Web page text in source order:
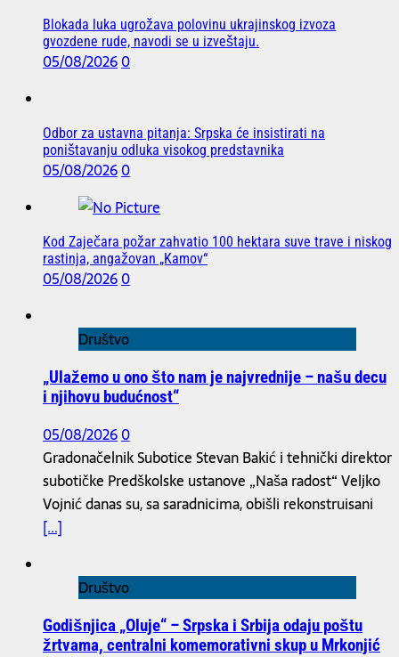
Blokada luka ugrožava polovinu ukrajinskog izvoza
gvozdene rude, navodi se u izveštaju.
05/08/20260
Odbor za ustavna pitanja: Srpska će insistirati na
poništavanju odluka visokog predstavnika
05/08/20260
Kod Zaječara požar zahvatio 100 hektara suve trave i niskog
rastinja, angažovan „Kamov“
05/08/20260
Društvo
„Ulažemo u ono što nam je najvrednije – našu decu
i njihovu budućnost“
05/08/20260
Gradonačelnik Subotice Stevan Bakić i tehnički direktor
subotičke Predškolske ustanove „Naša radost“ Veljko
Vojnić danas su, sa saradnicima, obišli rekonstruisani
[...]
Društvo
Godišnjica „Oluje“ – Srpska i Srbija odaju poštu
žrtvama, centralni komemorativni skup u Mrkonjić